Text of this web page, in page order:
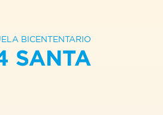
BICENTENTARIO
SANTA